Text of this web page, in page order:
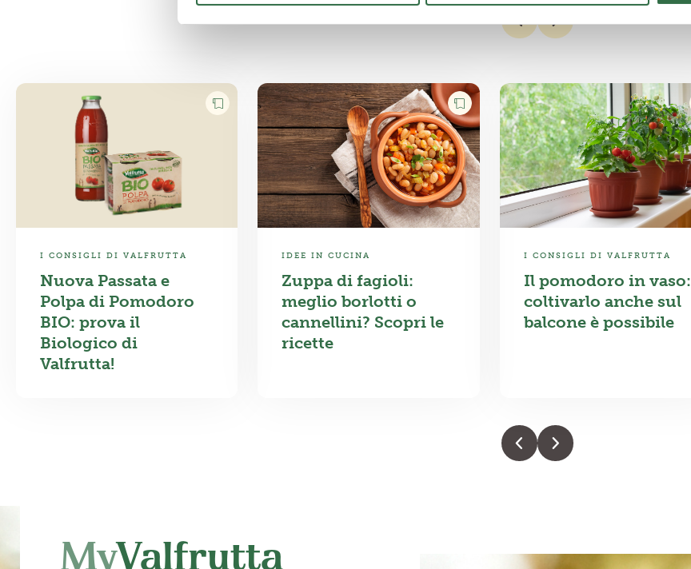
I CONSIGLI DI VALFRUTTA
Nuova Passata e
Polpa di Pomodoro
BIO: prova il
Biologico di
Valfrutta!
IDEE IN CUCINA
Zuppa di fagioli:
meglio borlotti o
cannellini? Scopri le
ricette
I CONSIGLI DI VALFRUTTA
Il pomodoro in vaso:
coltivarlo anche sul
balcone è possibile
MyValfrutta